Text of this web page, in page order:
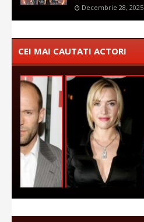
Decembrie 28, 2025
CEI MAI CAUTATI ACTORI